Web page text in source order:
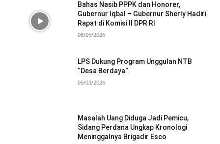
Bahas Nasib PPPK dan Honorer,
Gubernur Iqbal – Gubernur Sherly Hadiri
Rapat di Komisi II DPR RI
08/06/2026
LPS Dukung Program Unggulan NTB
“Desa Berdaya”
05/03/2026
Masalah Uang Diduga Jadi Pemicu,
Sidang Perdana Ungkap Kronologi
Meninggalnya Brigadir Esco